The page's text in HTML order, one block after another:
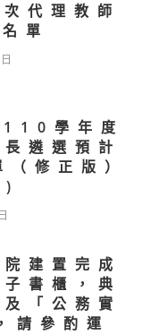
代理教師
單
學年度
遴選預計
修正版）
建置完成
書櫃，典
「公務實
請參酌運